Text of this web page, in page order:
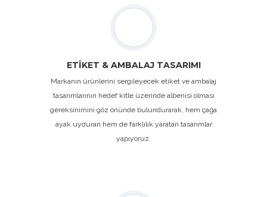
ETİKET & AMBALAJ TASARIMI
Markanın ürünlerini sergileyecek etiket ve ambalaj
tasarımlarının hedef kitle üzerinde albenisi olması
gereksinimini göz önünde bulundurarak, hem çağa
ayak uyduran hem de farklılık yaratan tasarımlar
yapıyoruz.